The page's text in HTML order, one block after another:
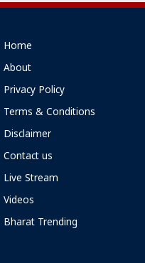
Home
About
Privacy Policy
Terms & Conditions
Disclaimer
Contact us
Live Stream
Videos
Bharat Trending